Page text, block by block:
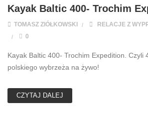
Kayak Baltic 400- Trochim
TOMASZ ZIÓŁKOWSKI RELACJE Z
0
Kayak Baltic 400- Trochim Expedition. Czyli
polskiego wybrzeża na żywo!
CZYTAJ DALEJ